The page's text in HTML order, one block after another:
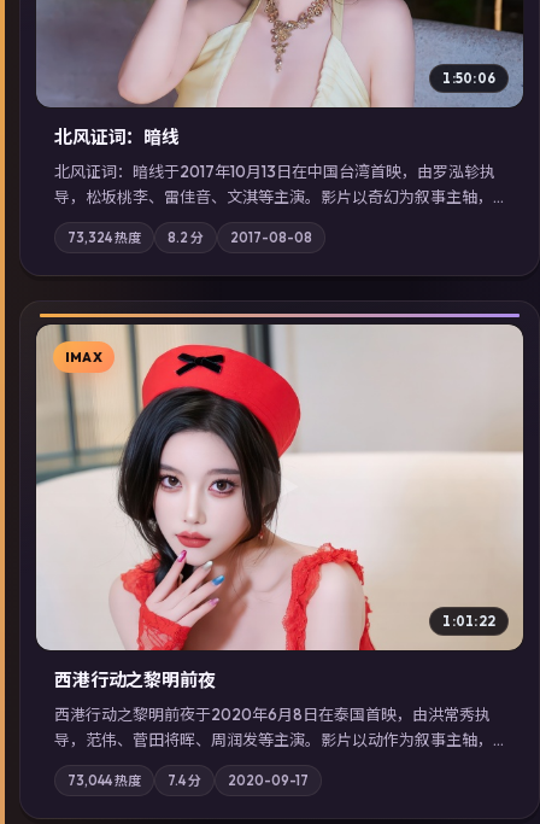
1:50:06
北风证词：暗线
北风证词：暗线于2017年10月13日在中国台湾首映，由罗泓轸执
导，松坂桃李、雷佳音、文淇等主演。影片以奇幻为叙事主轴，
旧案重提，真相与谎言在同一条时间线上交锋；摄影与配乐强化
地域气质；站内亦可通过「国产免费观看高清电视剧在线看」延
展检索同类型高分佳作，畅享高清在线追剧体验。
73,324热度 8.2 分 2017-08-08
▶
IMAX
1:01:22
西港行动之黎明前夜
西港行动之黎明前夜于2020年6月8日在泰国首映，由洪常秀执
导，范伟、菅田将晖、周润发等主演。影片以动作为叙事主轴，
亲情与职责必须在倒计时结束前做出抉择；摄影与配乐强化地域
气质；站内亦可通过「国产免费观看高清电视剧在线看」延展检
索同类型高分佳作，畅享高清在线追剧体验。
73,044热度 7.4分 2020-09-17